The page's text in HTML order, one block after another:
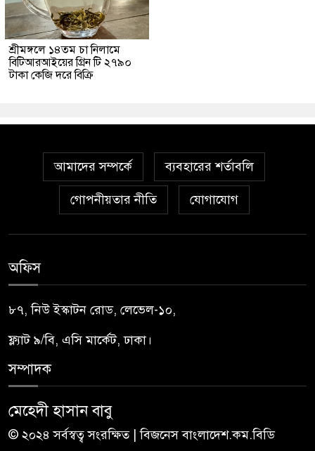
শ্রীমঙ্গলে ১৪তম চা নিলামে
বিটিআরআইয়ের গ্রিন টি ২৭৯০
টাকা কেজি দরে বিক্রি
আমাদের সম্পর্কে ব্যবহারের শর্তাবলি
গোপনীয়তার নীতি যোগাযোগ
অফিস
৮৭, নিউ ইস্কাটন রোড, লেভেল-১০,
ফ্ল্যাট ৯/বি, এসি মার্কেট, ঢাকা।
সম্পাদক
মেহেদী হাসান বাবু
© ২০২৪ সর্বস্বত্ব সংরক্ষিত | বিজনেস বাংলাদেশ.কম.বিডি